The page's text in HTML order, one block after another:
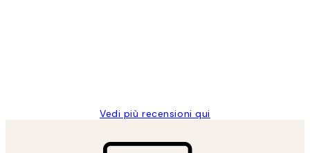
Vedi più recensioni qui